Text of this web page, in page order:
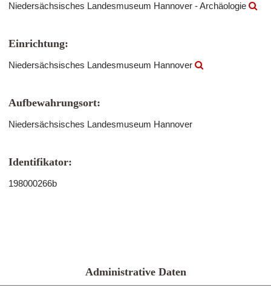
Niedersächsisches Landesmuseum Hannover - Archäologie
Einrichtung:
Niedersächsisches Landesmuseum Hannover
Aufbewahrungsort:
Niedersächsisches Landesmuseum Hannover
Identifikator:
198000266b
Administrative Daten